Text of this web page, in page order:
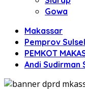
Gowa
Makassar
Pemprov Sulsel
PEMKOT
Andi Sudirman